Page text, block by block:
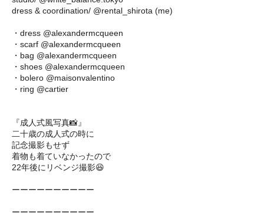
dress & coordination/ @rental_shirota (me)
・dress @alexandermcqueen
・scarf @alexandermcqueen
・bag @alexandermcqueen
・shoes @alexandermcqueen
・bolero @maisonvalentino
・ring @cartier
『成人式風写真📸』
二十歳の成人式の時に
記念撮影もせず
着物も着ていなかったので
22年後にリベンジ撮影😆
ーーーーーーーーーー
ーーーーーーーーーー